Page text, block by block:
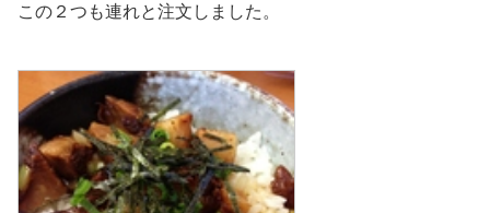
この２つも連れと注文しました。